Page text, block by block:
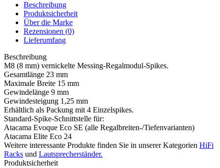
Beschreibung
Produktsicherheit
Über die Marke
Rezensionen (0)
Lieferumfang
Beschreibung
M8 (8 mm) vernickelte Messing-Regalmodul-Spikes.
Gesamtlänge 23 mm
Maximale Breite 15 mm
Gewindelänge 9 mm
Gewindesteigung 1,25 mm
Erhältlich als Packung mit 4 Einzelspikes.
Standard-Spike-Schnittstelle für:
Atacama Evoque Eco SE (alle Regalbreiten-/Tiefenvarianten)
Atacama Elite Eco 24
Weitere interessante Produkte finden Sie in unserer Kategorien HiFi
Racks und Lautsprecherständer.
Produktsicherheit